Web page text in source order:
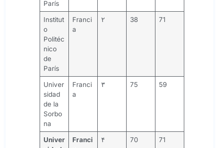
París
Institut
o
Politéc
nico
de
París
Franci
a
۲ 38 71
Univer
sidad
de la
Sorbo
na
Franci
a
۳ 75 59
Univer
Franci
۴ 70 71